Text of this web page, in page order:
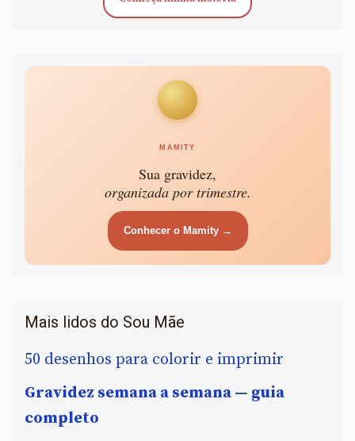
MAMITY
Sua gravidez,
organizada por trimestre.
Conhecer o Mamity →
Mais lidos do Sou Mãe
50 desenhos para colorir e imprimir
Gravidez semana a semana — guia
completo